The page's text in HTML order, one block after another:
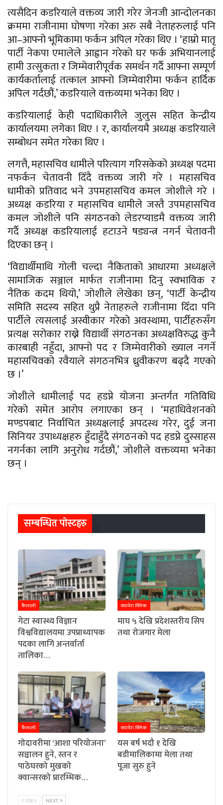
त्यसैदिन कडरियाले वक्तव्य जारी गरेर जेनजी आन्दोलनका
क्रममा राजीनामा घोषणा गरेका अरु सबै नेताहरुलाई पनि
आ–आफ्नो भूमिकामा फर्कन अपिल गरेका थिए । ‘हाम्रो मातृ
पार्टी नेकपा एमालेले आह्वान गरेको घर फर्क अभियानलाई
हामी उत्सुकता र जिम्मेवारीपूर्वक समर्थन गर्दै आफ्ना सम्पूर्ण
कार्यकर्तालाई तत्काल आफ्नो जिम्मेवारीमा फर्कन हार्दिक
अपिल गर्दछौं,’ कडरियाले वक्तव्यमा भनेका थिए ।
कडरियालाई केही पदाधिकारीले जुलुस सहित केन्द्रीय
कार्यालयमा लगेका थिए । र, कार्यालयमै अध्यक्ष कडरियाले
सम्बोधन समेत गरेका थिए ।
लगत्तै, महासचिव धामीले परित्याग गरिसकेको अध्यक्ष पदमा
नफर्कन चेतावनी दिँदै वक्तव्य जारी गरे । महासचिव
धामीको प्रतिवाद भने उपमहासचिव कमल जोशीले गरे ।
अध्यक्ष कडरिया र महासचिव धामीले जस्तै उपमहासचिव
कमल जोशीले पनि संगठनको लेडरप्याडमै वक्तव्य जारी
गर्दै अध्यक्ष कडरियालाई हटाउने षड्यन्त्र नगर्न चेतावनी
दिएका छन् ।
‘विद्यार्थीमाथि गोली चल्दा नैकिताको आधारमा अध्यक्षले
सामाजिक सञ्जाल मार्फत राजीनामा दिनु स्वभाविक र
नैतिक कदम थियो,’ जोशीले लेखेका छन्, ‘पार्टी केन्द्रीय
समिति सदस्य सहित थुप्रै नेताहरुले राजीनामा दिँदा पनि
पार्टीले त्यसलाई अस्वीकार गरेको अवस्थामा, पार्टीहरुसँग
प्रत्यक्ष सरोकार राख्ने विद्यार्थी संगठनका अध्यक्षविरुद्ध कुनै
कारबाही नहुँदा, आफ्नो पद र जिम्मेवारीको ख्याल नगर्ने
महासचिवको रवैयाले संगठनभित्र ध्रुवीकरण बढ्दै गएको
छ ।’
जोशीले धामीलाई पद हडप्ने योजना अन्तर्गत गतिविधि
गरेको समेत आरोप लगाएका छन् । ‘महाधिवेशनको
मण्डपबाट निर्वाचित अध्यक्षलाई अपदस्थ गरेर, दुई जना
सिनियर उपाध्यक्षहरु हुँदाहुँदै संगठनको पद हडप्ने दुस्साहस
नगर्नका लागि अनुरोध गर्दछौं,’ जोशीले वक्तव्यमा भनेका
छन् ।
सम्बन्धित पाेस्टहरु
कैलाली
गेटा स्वास्थ्य विज्ञान
विश्वविद्यालयमा उपप्राध्यापक
पदका लागि अन्तर्वार्ता
तालिका…
क्यामेरा क्लिक
माघ ५ देखि प्रदेशस्तरीय सिप
तथा रोजगार मेला
कैलाली
गोदावरीमा ‘आशा परियोजना’
सञ्चालन हुने, स्तन र
पाठेघरको मुखको
क्यान्सरको प्रारम्भिक…
क्यामेरा क्लिक
यस बर्ष भदौ १ देखि
बडीमालिकामा मेला तथा
पूजा सुरु हुने
PREV NEXT